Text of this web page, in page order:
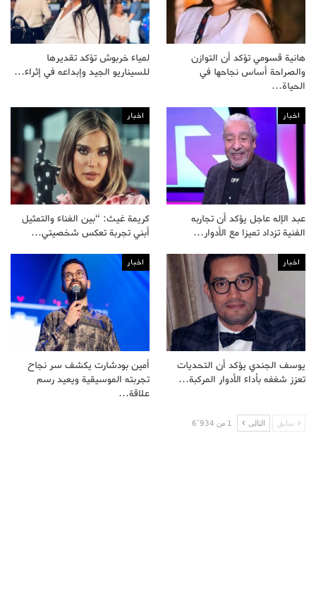
هانية قسومي تؤكد أن التوازن
والصراحة أساس نجاحها في
الحياة…
لمياء خربوش تؤكد تقديرها
للسيناريو الجيد وإبداعه في إثراء…
اخبار
عبد الإله عاجل يؤكد أن تجاربه
الفنية تزداد تميزا مع الأدوار…
اخبار
كريمة غيث: “بين الغناء والتمثيل
أبني تجربة تعكس شخصيتي…
اخبار
يوسف الجندي يؤكد أن التحديات
تعزز شغفه بأداء الأدوار المركبة…
اخبار
أمين بودشارت يكشف سر نجاح
تجربته الموسيقية ويعيد رسم
علاقة…
سابق التالى 1 من 6٬934